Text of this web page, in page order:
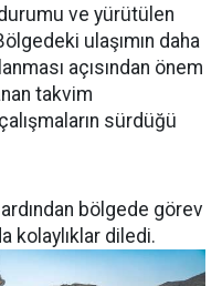
ve yürütülen
ulaşımın daha
açısından önem
takvim
sürdüğü
bölgede görev
kolaylıklar diledi.